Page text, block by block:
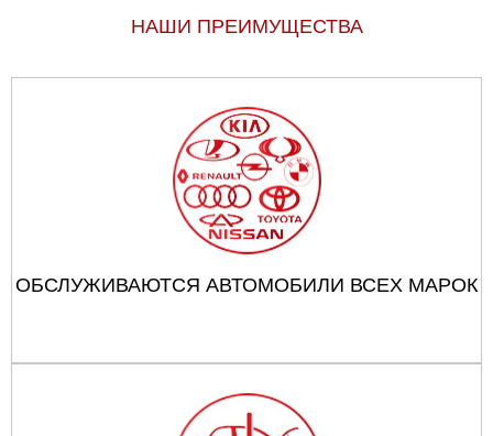
НАШИ ПРЕИМУЩЕСТВА
ОБСЛУЖИВАЮТСЯ АВТОМОБИЛИ ВСЕХ МАРОК